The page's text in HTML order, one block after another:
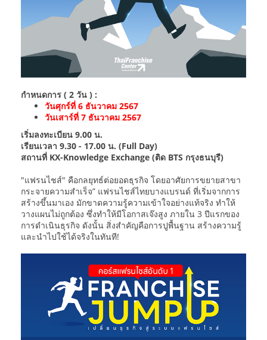
กำหนดการ ( 2 วัน ) :
วันศุกร์ที่ 6 ธันวาคม 2567
วันเสาร์ที่ 7 ธันวาคม 2567
เริ่มลงทะเบียน 9.00 น.
เรียนเวลา 9.30 - 17.00 น. (Full Day)
สถานที่ KX-Knowledge Exchange (ติด BTS กรุงธนบุรี)
"แฟรนไชส์" คือกลยุทธ์ต่อยอดธุรกิจ โดยอาศัยการขยายสาขา
กระจายความสำเร็จ” แฟรนไชส์ไทยบางแบรนด์ ที่เริ่มจากการ
สร้างขึ้นมาเอง มักขาดความรู้ความเข้าใจอย่างแท้จริง ทำให้
วางแผนไม่ถูกต้อง ซึ่งทำให้มีโอกาสเจ๊งสูง ภายใน 3 ปีแรกของ
การดำเนินธุรกิจ ดังนั้น สิ่งสำคัญคือการปูพื้นฐาน สร้างความรู้
และนำไปใช้ได้จริงในทันที!